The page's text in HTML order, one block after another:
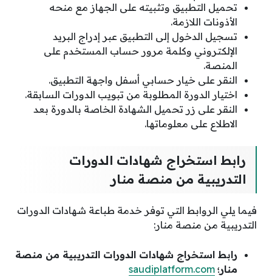
تحميل التطبيق وتثبيته على الجهاز مع منحه
الأذونات اللازمة.
تسجيل الدخول إلى التطبيق عبر إدراج البريد
الإلكتروني وكلمة مرور حساب المستخدم على
المنصة.
النقر على خيار حسابي أسفل واجهة التطبيق.
اختيار الدورة المطلوبة من تبويب الدورات السابقة.
النقر على زر تحميل الشهادة الخاصة بالدورة بعد
الاطلاع على معلوماتها.
رابط استخراج شهادات الدورات
التدريبية من منصة منار
فيما يلي الروابط التي توفر خدمة طباعة شهادات الدورات
التدريبية من منصة منار:
رابط استخراج شهادات الدورات التدريبية من منصة
منار؛ saudiplatform.com